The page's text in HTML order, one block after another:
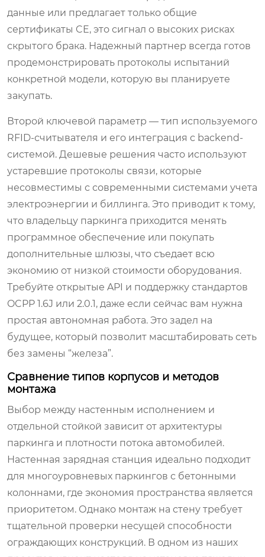
данные или предлагает только общие
сертификаты CE, это сигнал о высоких рисках
скрытого брака. Надежный партнер всегда готов
продемонстрировать протоколы испытаний
конкретной модели, которую вы планируете
закупать.
Второй ключевой параметр — тип используемого
RFID-считывателя и его интеграция с backend-
системой. Дешевые решения часто используют
устаревшие протоколы связи, которые
несовместимы с современными системами учета
электроэнергии и биллинга. Это приводит к тому,
что владельцу паркинга приходится менять
программное обеспечение или покупать
дополнительные шлюзы, что съедает всю
экономию от низкой стоимости оборудования.
Требуйте открытые API и поддержку стандартов
OCPP 1.6J или 2.0.1, даже если сейчас вам нужна
простая автономная работа. Это задел на
будущее, который позволит масштабировать сеть
без замены “железа”.
Сравнение типов корпусов и методов
монтажа
Выбор между настенным исполнением и
отдельной стойкой зависит от архитектуры
паркинга и плотности потока автомобилей.
Настенная зарядная станция идеально подходит
для многоуровневых паркингов с бетонными
колоннами, где экономия пространства является
приоритетом. Однако монтаж на стену требует
тщательной проверки несущей способности
ограждающих конструкций. В одном из наших